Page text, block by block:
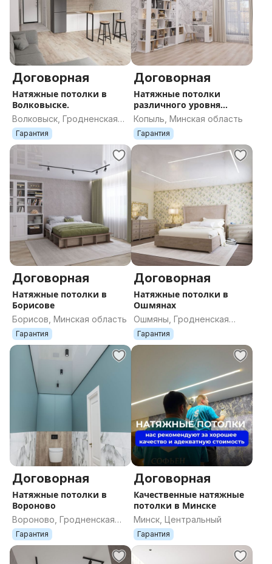
Договорная
Натяжные потолки в
Волковыске.
Волковыск, Гродненская
область
Гарантия
Договорная
Натяжные потолки
различного уровня
сложности в Копыле
Копыль, Минская область
Гарантия
Договорная
Натяжные потолки в
Борисове
Борисов, Минская область
Гарантия
Договорная
Натяжные потолки в
Ошмянах
Ошмяны, Гродненская
область
Гарантия
Договорная
Натяжные потолки в
Вороново
Вороново, Гродненская
область
Гарантия
Договорная
Качественные натяжные
потолки в Минске
Минск, Центральный
Гарантия